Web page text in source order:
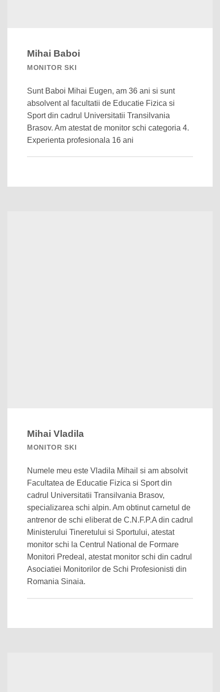
Mihai Baboi
MONITOR SKI
Sunt Baboi Mihai Eugen, am 36 ani si sunt
absolvent al facultatii de Educatie Fizica si
Sport din cadrul Universitatii Transilvania
Brasov. Am atestat de monitor schi categoria 4.
Experienta profesionala 16 ani
Mihai Vladila
MONITOR SKI
Numele meu este Vladila Mihail si am absolvit
Facultatea de Educatie Fizica si Sport din
cadrul Universitatii Transilvania Brasov,
specializarea schi alpin. Am obtinut carnetul de
antrenor de schi eliberat de C.N.F.P.A din cadrul
Ministerului Tineretului si Sportului, atestat
monitor schi la Centrul National de Formare
Monitori Predeal, atestat monitor schi din cadrul
Asociatiei Monitorilor de Schi Profesionisti din
Romania Sinaia.